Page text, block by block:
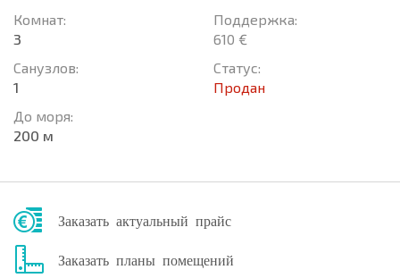
Комнат:
3
Санузлов:
1
До моря:
200 м
Поддержка:
610 €
Статус:
Продан
Заказать актуальный прайс
Заказать планы помещений